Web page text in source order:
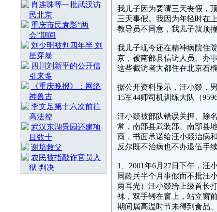
肖连珠等一批武汉访
民北京
重庆市民袁影“两
会”期间
刘少明被判四年半 刘
星穿暴
四川刘新平的公开信
引来多
《重庆晚报》：网络
神兽古
李文足第十六次前往
高法控
武汉东湖景园还建项
目数十
谢培救父
农民被指敲诈官员入
狱 判决
我儿子因为要请三天丧假，
三天事假。我因为年轻时在
教导员不同意，我儿子就顶
我儿子现今还在精神病院住
京，被南部县信访人员、办
这些截访者大都住在北京石
据公开资料显示，汪小燚，
15军44师司机训练大队（
汪小燚被部队错误关押、除
常，南部县武装部、南部县
商，书面承诺给汪小燚治病
反尔既不治病也不办退伍手
1、2001年6月27日下午，汪
同龄兵半个月事假而不批汪
两耳光）汪小燚给上级首长
袜，双手铐在窗上，站立窗
期间属高温时节未得到食品